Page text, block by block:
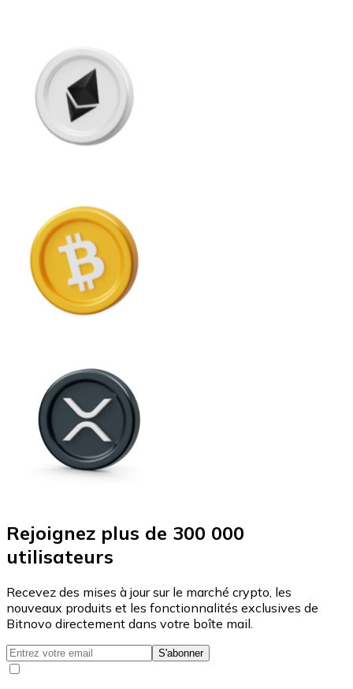
Rejoignez plus de 300 000
utilisateurs
Recevez des mises à jour sur le marché crypto, les
nouveaux produits et les fonctionnalités exclusives de
Bitnovo directement dans votre boîte mail.
S'abonner